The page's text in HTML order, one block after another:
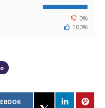
0%
100%